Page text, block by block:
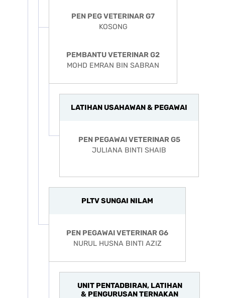
PEN PEG VETERINAR G7
KOSONG
PEMBANTU VETERINAR G2
MOHD EMRAN BIN SABRAN
LATIHAN USAHAWAN & PEGAWAI
PEN PEGAWAI VETERINAR G5
JULIANA BINTI SHAIB
PLTV SUNGAI NILAM
PEN PEGAWAI VETERINAR G6
NURUL HUSNA BINTI AZIZ
UNIT PENTADBIRAN, LATIHAN
& PENGURUSAN TERNAKAN